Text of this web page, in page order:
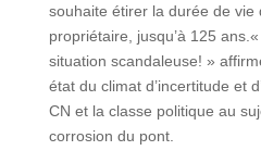
souhaite étirer la durée de vie
propriétaire, jusqu’à 125
situation scandaleuse! »
état du climat d’incertitude et
CN et la classe politique au
corrosion du pont.